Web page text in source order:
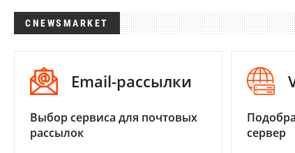
CNEWSMARKET
Email-рассылки
Выбор сервиса для почтовых
рассылок
сервер